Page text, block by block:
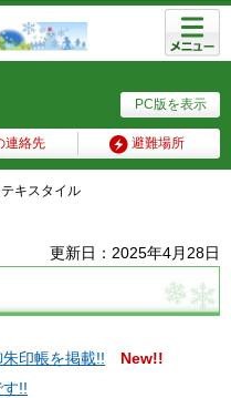
PC版を表示
連絡先 避難場所
メニュ
ー
キスタイル
更新日：2025年4月28日
印帳を掲載!!
New!!
!!